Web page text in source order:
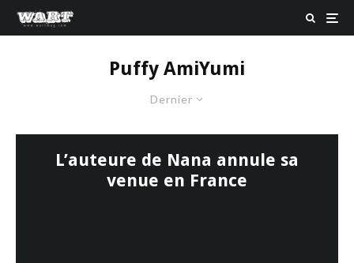
Puffy AmiYumi
Dernier
L’auteure de Nana annule sa
venue en France